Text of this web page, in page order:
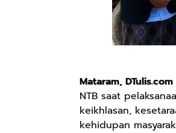
Mataram, DTulis.com
NTB saat
keikhlasan,
kehidupan